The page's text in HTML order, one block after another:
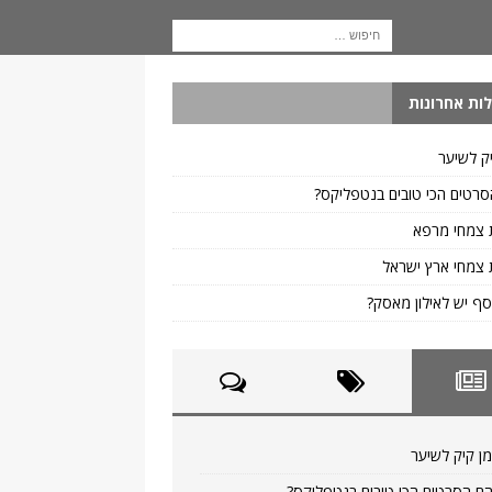
אחרונות
לשיער
הכי טובים בנטפליקס?
צמחי מרפא
צמחי ארץ ישראל
יש לאילון מאסק?
קיק לשיער